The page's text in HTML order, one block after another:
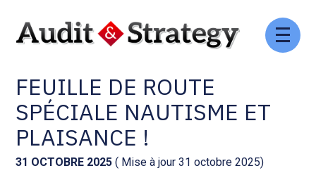
Aller
Comptabilité et conseil
Social et ressources humaines
Assistance juridique
Pilotage d’entreprise
Gestion des documents : ISuite
Tenue de votre comptabilité :
ACD
Facturation et pilotage :
EVOLIZ
FEUILLE DE ROUTE
SPÉCIALE NAUTISME ET
PLAISANCE !
31 OCTOBRE 2025 ( Mise à jour 31 octobre 2025)